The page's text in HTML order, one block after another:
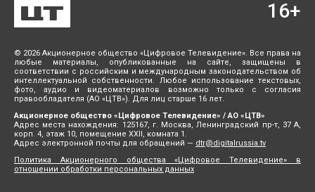
© 2026 Акционерное общество «Цифровое Телевидение». Все права на
любые материалы, опубликованные на сайте, защищены в
соответствии с российским и международным законодательством об
интеллектуальной собственности. Любое использование текстовых,
фото, аудио и видеоматериалов возможно только с согласия
правообладателя (АО «ЦТВ»). Для лиц старше 16 лет.
Акционерное общество «Цифровое Телевидение» / АО «ЦТВ»
Адрес места нахождения: 125167, г. Москва, Ленинградский пр-т, 37 А,
корп. 4, этаж 10, помещение XXII, комната 1.
Адрес электронной почты для обращений — dtr@digitalrussia.tv
Политика Акционерного общества «Цифровое Телевидение» в
отношении обработки персональных данных
16+